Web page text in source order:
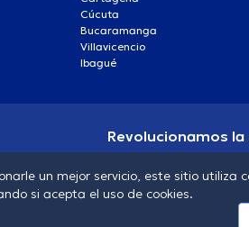
Cúcuta
Bucaramanga
Villavicencio
Ibagué
Revolucionamos
un mejor servicio, este sitio utiliza
si acepta el uso de cookies.